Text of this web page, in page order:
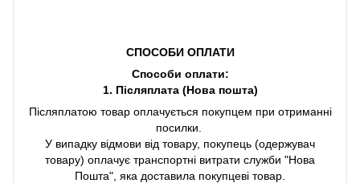
СПОСОБИ ОПЛАТИ
Способи оплати:
1. Післяплата (Нова пошта)
Післяплатою товар оплачується покупцем при отриманні
посилки.
У випадку відмови від товару, покупець (одержувач
товару) оплачує транспортні витрати служби "Нова
Пошта", яка доставила покупцеві товар.